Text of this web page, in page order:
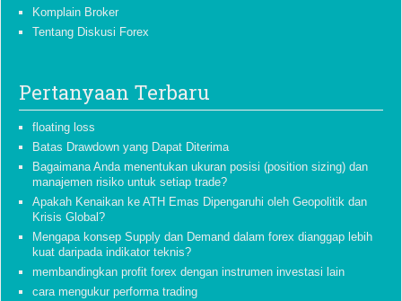
Komplain Broker
Tentang Diskusi Forex
Pertanyaan Terbaru
floating loss
Batas Drawdown yang Dapat Diterima
Bagaimana Anda menentukan ukuran posisi (position sizing) dan
manajemen risiko untuk setiap trade?
Apakah Kenaikan ke ATH Emas Dipengaruhi oleh Geopolitik dan
Krisis Global?
Mengapa konsep Supply dan Demand dalam forex dianggap lebih
kuat daripada indikator teknis?
membandingkan profit forex dengan instrumen investasi lain
cara mengukur performa trading